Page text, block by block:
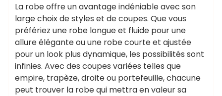
La robe offre un avantage indéniable avec son
large choix de styles et de coupes. Que vous
préfériez une robe longue et fluide pour une
allure élégante ou une robe courte et ajustée
pour un look plus dynamique, les possibilités sont
infinies. Avec des coupes variées telles que
empire, trapèze, droite ou portefeuille, chacune
peut trouver la robe qui mettra en valeur sa